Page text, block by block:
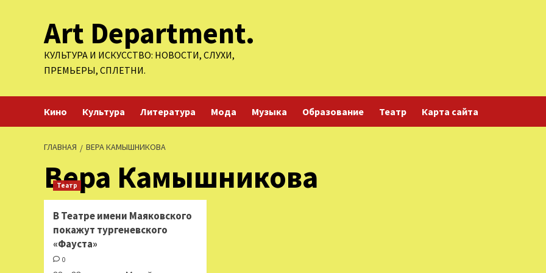
содержимомуArt Department.
КУЛЬТУРА И ИСКУССТВО: НОВОСТИ, СЛУХИ,
ПРЕМЬЕРЫ, СПЛЕТНИ.
Кино Культура Литература Мода Музыка Образование Театр Карта сайта
ГЛАВНАЯ ВЕРА КАМЫШНИКОВА
Вера Камышникова
Театр
В Театре имени Маяковского
покажут тургеневского
«Фауста»
0